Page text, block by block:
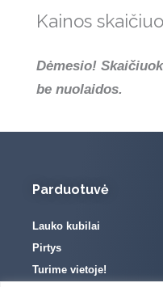
Kainos
Dėmesio!
be nuolaidos.
Parduotuvė
Lauko kubilai
Pirtys
Turime vietoje!